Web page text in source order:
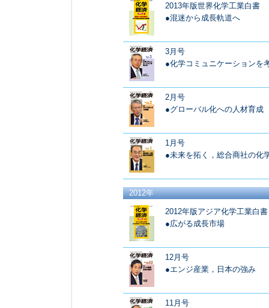
2013年版世界化学工業白書
●混迷から成長軌道へ
3月号
●化学コミュニケーションを
2月号
●グローバル化への人材育成
1月号
●未来を拓く，総合商社の化
2012年
2012年版アジア化学工業白書
●広がる成長市場
12月号
●エンジ産業，日本の強み
11月号